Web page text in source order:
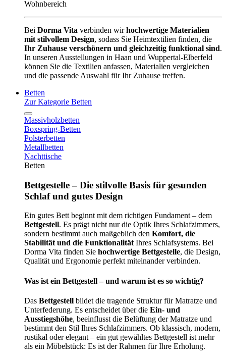
Wohnbereich
Bei Dorma Vita verbinden wirhochwertige Materialien
mit stilvollem Design, sodass Sie Heimtextilien finden, die
Ihr Zuhause verschönern und gleichzeitig funktional sind.
In unseren Ausstellungen in Haan und Wuppertal-Elberfeld
können Sie die Textilien anfassen, Materialien vergleichen
und die passende Auswahl für Ihr Zuhause treffen.
Betten
Zur Kategorie Betten
Massivholzbetten
Boxspring-Betten
Polsterbetten
Metallbetten
Nachttische
Betten
Bettgestelle – Die stilvolle Basis für gesunden
Schlaf und gutes Design
Ein gutes Bett beginnt mit dem richtigen Fundament – dem
Bettgestell. Es prägt nicht nur die Optik Ihres Schlafzimmers,
sondern bestimmt auch maßgeblich den Komfort, die
Stabilität und die Funktionalität Ihres Schlafsystems. Bei
Dorma Vita finden Sie hochwertige Bettgestelle, die Design,
Qualität und Ergonomie perfekt miteinander verbinden.
Was ist ein Bettgestell – und warum ist es so wichtig?
Das Bettgestell bildet die tragende Struktur für Matratze und
Unterfederung. Es entscheidet über die Ein- und
Ausstiegshöhe, beeinflusst die Belüftung der Matratze und
bestimmt den Stil Ihres Schlafzimmers. Ob klassisch, modern,
rustikal oder elegant – ein gut gewähltes Bettgestell ist mehr
als ein Möbelstück: Es ist der Rahmen für Ihre Erholung.